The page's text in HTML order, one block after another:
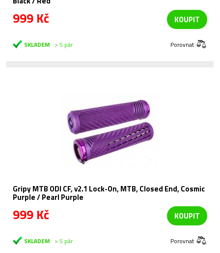
999 Kč KOUPIT
SKLADEM > 5 pár Porovnat
Gripy MTB ODI CF, v2.1 Lock-On, MTB, Closed End, Cosmic
Purple / Pearl Purple
999 Kč KOUPIT
SKLADEM > 5 pár Porovnat